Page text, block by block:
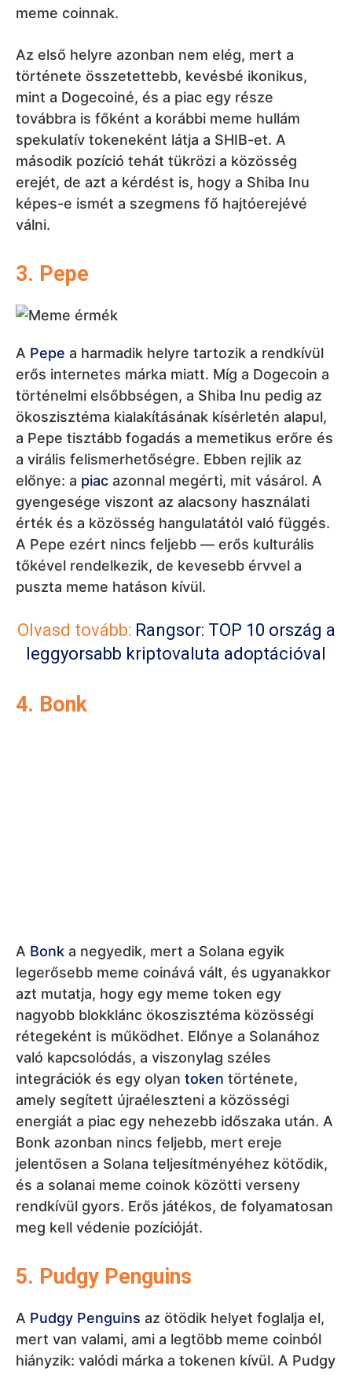
meme coinnak.
Az első helyre azonban nem elég, mert a
története összetettebb, kevésbé ikonikus,
mint a Dogecoiné, és a piac egy része
továbbra is főként a korábbi meme hullám
spekulatív tokeneként látja a SHIB-et. A
második pozíció tehát tükrözi a közösség
erejét, de azt a kérdést is, hogy a Shiba Inu
képes-e ismét a szegmens fő hajtóerejévé
válni.
3. Pepe
A Pepe a harmadik helyre tartozik a rendkívül
erős internetes márka miatt. Míg a Dogecoin a
történelmi elsőbbségen, a Shiba Inu pedig az
ökoszisztéma kialakításának kísérletén alapul,
a Pepe tisztább fogadás a memetikus erőre és
a virális felismerhetőségre. Ebben rejlik az
előnye: a piac azonnal megérti, mit vásárol. A
gyengesége viszont az alacsony használati
érték és a közösség hangulatától való függés.
A Pepe ezért nincs feljebb — erős kulturális
tőkével rendelkezik, de kevesebb érvvel a
puszta meme hatáson kívül.
Olvasd tovább: Rangsor: TOP 10 ország a
leggyorsabb kriptovaluta adoptációval
4. Bonk
Bonk azonban nincs feljebb, mert ereje
jelentősen a Solana teljesítményéhez kötődik,
és a solanai meme coinok közötti verseny
rendkívül gyors. Erős játékos, de folyamatosan
meg kell védenie pozícióját.
5. Pudgy Penguins
APudgy Penguinsaz ötödik helyet foglalja el,
mert van valami, ami a legtöbb meme coinból
hiányzik: valódi márka a tokenen kívül. A Pudgy
Penguins egy ismert NFT kollekcióra,
közösségre és fogyasztói márkára épül, amely
még fizikai termékekben is megjelent. Ez
internetes meme coinokkal szemben. A
elég, mert a PENGU tokennek hosszú távon
bizonyítania kell, hogy képes átültetni a márka
népszerűségét a token valódi keresletévé. A